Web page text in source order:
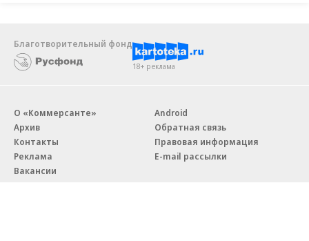
Благотворительный фонд
18+ реклама
О «Коммерсанте»
Архив
Контакты
Реклама
Вакансии
Android
Обратная связь
Правовая информация
E-mail рассылки